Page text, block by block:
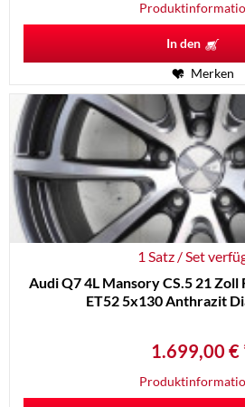
In den
Merken
1 Satz / Set
Audi Q7 4L Mansory CS.5 21 Zoll
ET52 5x130 Anthrazit
1.699,00 €